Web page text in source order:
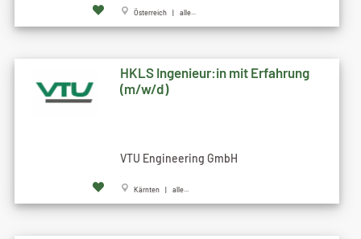
Österreich | alle...
HKLS Ingenieur:in mit Erfahrung
(m/w/d)
VTU Engineering GmbH
Kärnten | alle...